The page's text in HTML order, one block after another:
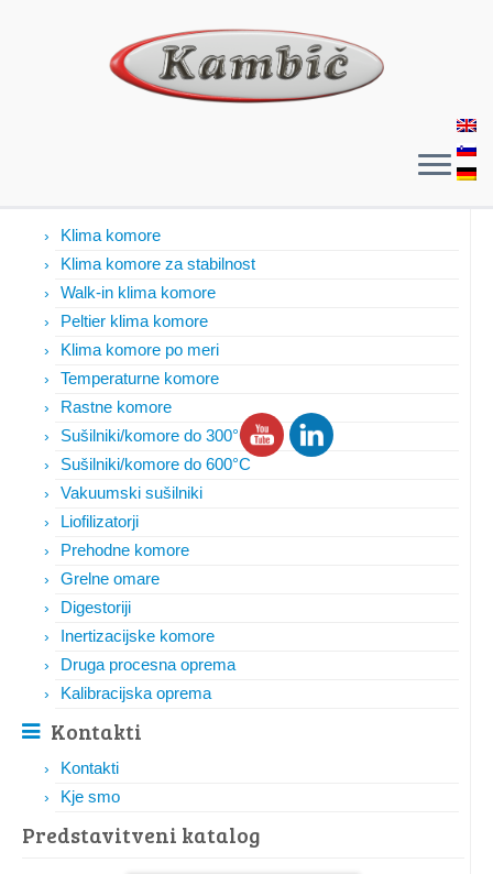
Klima komore
Klima komore za stabilnost
Walk-in klima komore
Peltier klima komore
Klima komore po meri
Temperaturne komore
Rastne komore
Sušilniki/komore do 300°C
Sušilniki/komore do 600°C
Vakuumski sušilniki
Liofilizatorji
Prehodne komore
Grelne omare
Digestoriji
Inertizacijske komore
Druga procesna oprema
Kalibracijska oprema
Kontakti
Kontakti
Kje smo
Predstavitveni katalog​​